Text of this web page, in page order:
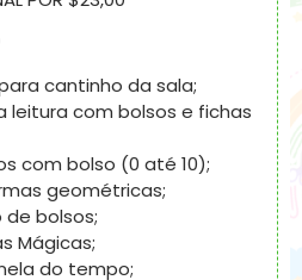
cantinho da sala;
leitura com bolsos e fichas
com bolso (0 até 10);
geométricas;
bolsos;
Mágicas;
do tempo;